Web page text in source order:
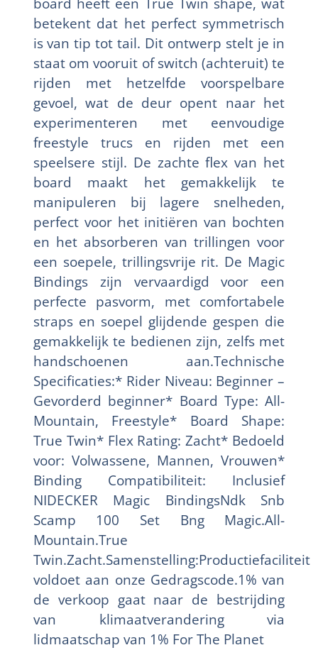
betekent dat het perfect symmetrisch
is van tip tot tail. Dit ontwerp stelt je in
staat om vooruit of switch (achteruit) te
rijden met hetzelfde voorspelbare
gevoel, wat de deur opent naar het
experimenteren met eenvoudige
freestyle trucs en rijden met een
speelsere stijl. De zachte flex van het
board maakt het gemakkelijk te
manipuleren bij lagere snelheden,
perfect voor het initiëren van bochten
en het absorberen van trillingen voor
een soepele, trillingsvrije rit. De Magic
Bindings zijn vervaardigd voor een
perfecte pasvorm, met comfortabele
straps en soepel glijdende gespen die
gemakkelijk te bedienen zijn, zelfs met
handschoenen aan.Technische
Specificaties:* Rider Niveau: Beginner –
Gevorderd beginner* Board Type: All-
Mountain, Freestyle* Board Shape:
True Twin* Flex Rating: Zacht* Bedoeld
voor: Volwassene, Mannen, Vrouwen*
Binding Compatibiliteit: Inclusief
NIDECKER Magic BindingsNdk Snb
Scamp 100 Set Bng Magic.All-
Mountain.True
Twin.Zacht.Samenstelling:Productiefaciliteit
voldoet aan onze Gedragscode.1% van
de verkoop gaat naar de bestrijding
van klimaatverandering via
lidmaatschap van 1% For The Planet